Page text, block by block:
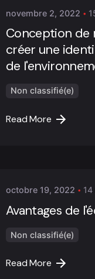
novembre 2, 2022
Conception de
créer une
de
Non classifié(e)
Read More
octobre 19, 2022 14
Avantages de
Non classifié(e)
Read More